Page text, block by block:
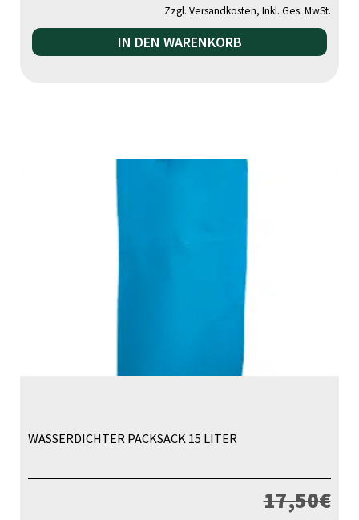
Zzgl. Versandkosten, Inkl. Ges. MwSt.
IN DEN WARENKORB
WASSERDICHTER PACKSACK 15 LITER
17,50€